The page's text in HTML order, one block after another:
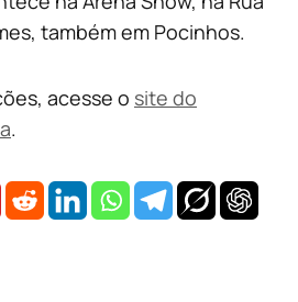
também em Pocinhos.
acesse o site do
.